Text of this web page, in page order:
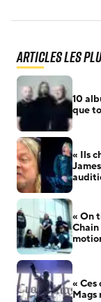
Articles les
10
que
« Ils
« On
« Ces
Mags